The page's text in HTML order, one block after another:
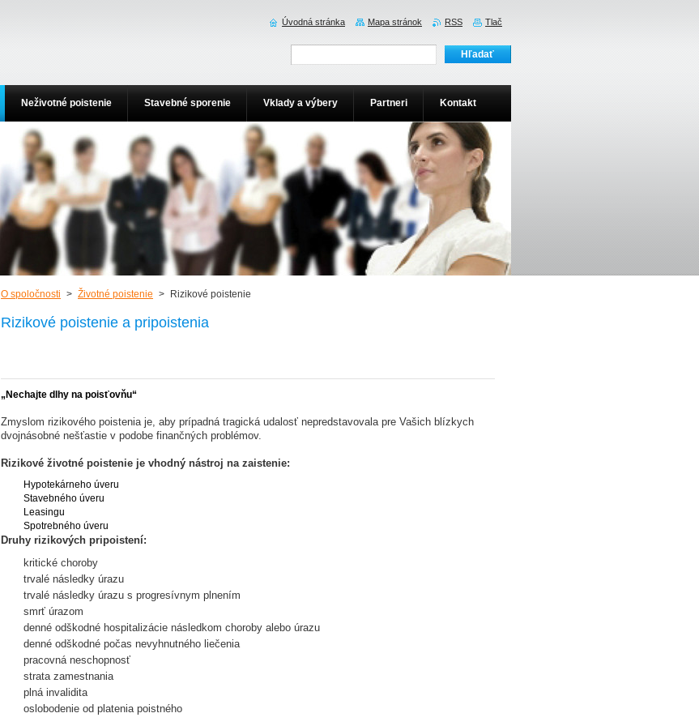
O spoločnosti > Životné poistenie > Rizikové poistenie
Rizikové poistenie a pripoistenia
„Nechajte dlhy na poisťovňu“
Zmyslom rizikového poistenia je, aby prípadná tragická udalosť nepredstavovala pre Vašich blízkych
dvojnásobné nešťastie v podobe finančných problémov.
Rizikové životné poistenie je vhodný nástroj na zaistenie:
Hypotekárneho úveru
Stavebného úveru
Leasingu
Spotrebného úveru
Druhy rizikových pripoistení:
kritické choroby
trvalé následky úrazu
trvalé následky úrazu s progresívnym plnením
smrť úrazom
denné odškodné hospitalizácie následkom choroby alebo úrazu
denné odškodné počas nevyhnutného liečenia
pracovná neschopnosť
strata zamestnania
plná invalidita
oslobodenie od platenia poistného
Neživotné poistenie Stavebné sporenie Vklady a výbery Partneri Kontakt
Úvodná stránka Mapa stránok RSS Tlač